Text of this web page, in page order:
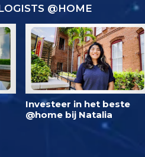
@HOME
Investeer in het beste
@home bij Natalia